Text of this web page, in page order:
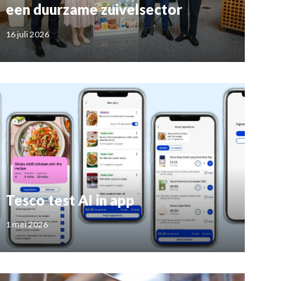
een duurzame zuivelsector
16 juli 2026
Tesco test AI in app
1 mei 2026